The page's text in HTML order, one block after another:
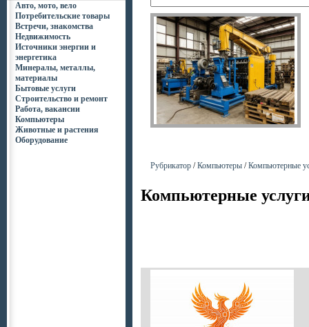
Авто, мото, вело
Потребительские товары
Встречи, знакомства
Недвижимость
Источники энергии и
энергетика
Минералы, металлы,
материалы
Бытовые услуги
Строительство и ремонт
Работа, вакансии
Компьютеры
Животные и растения
Оборудование
Рубрикатор /Компьютеры /Компьютерные
Компьютерные